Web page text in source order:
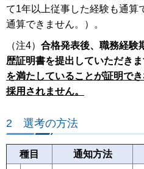
て1年以上従事した経験も通算
通算できません。）。
（注4） 合格発表後、職務経験
歴証明書を提出していただき
を満たしていることが証明で
採用されません。
2 選考の方法
種目 通知方法